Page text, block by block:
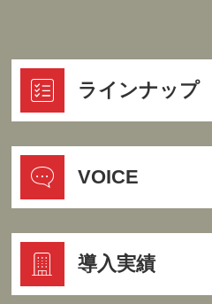
ラインナップ
VOICE
導入実績